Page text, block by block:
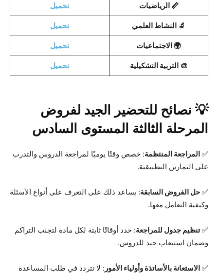
📏 الرياضيات تحميل
🔬 النشاط العلمي تحميل
🌍 الاجتماعيات تحميل
🎨 التربية التشكيلية تحميل
💡 نصائح للتحضير الجيد لفروض
المرحلة الثالثة المستوى السادس
✅ المراجعة المنتظمة: خصص وقتًا يوميًا لمراجعة الدروس والتدرب
على التمارين التطبيقية.
✅ حل الفروض السابقة: يساعد ذلك على التعرف على أنواع الأسئلة
وكيفية التعامل معها.
✅تنظيم جدول للمراجعة: حدد أوقاتًا ثابتة لكل مادة لتجنب التراكم
وضمان استيعاب جيد للدروس.
✅ الاستعانة بالأساتذة وأولياء الأمور : لا تتردد في طلب المساعدة